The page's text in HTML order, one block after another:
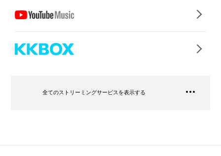
全てのストリーミングサービスを表示する